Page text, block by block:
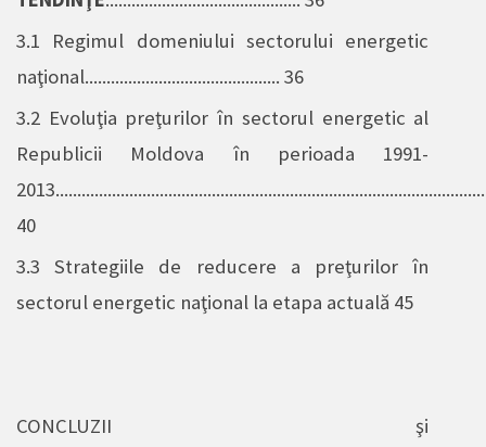
3.1 Regimul domeniului sectorului energetic
naţional............................................. 36
3.2 Evoluţia preţurilorîn sectorul energetic al
Republicii Moldova în perioada 1991-
40
3.3 Strategiile de reducere a preţurilor în
sectorul energetic naţional la etapa actuală 45
CONCLUZII şi